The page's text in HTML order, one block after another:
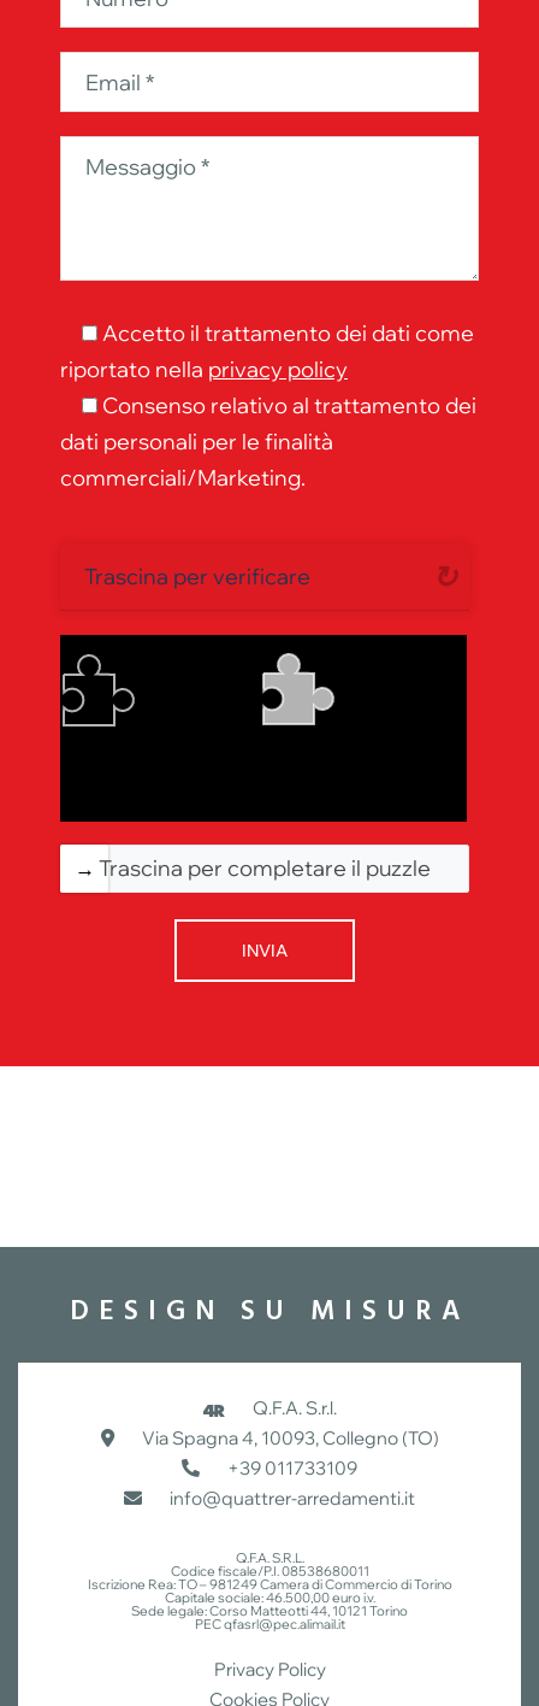
Accetto il trattamento dei dati come
riportato nella privacy policy
Consenso relativo al trattamento dei
dati personali per le finalità
commerciali/Marketing.
Trascina per verificare
Trascina per completare il puzzle
DESIGN SU MISURA
Q.F.A. S.r.l.
Via Spagna 4, 10093, Collegno (TO)
+39 011733109
info@quattrer-arredamenti.it
Q.F.A. S.R.L.
Codice fiscale/P.I. 08538680011
Iscrizione Rea: TO – 981249 Camera di Commercio di Torino
Capitale sociale: 46.500,00 euro i.v.
Sede legale: Corso Matteotti 44, 10121 Torino
PEC qfasrl@pec.alimail.it
Privacy Policy
Cookies Policy